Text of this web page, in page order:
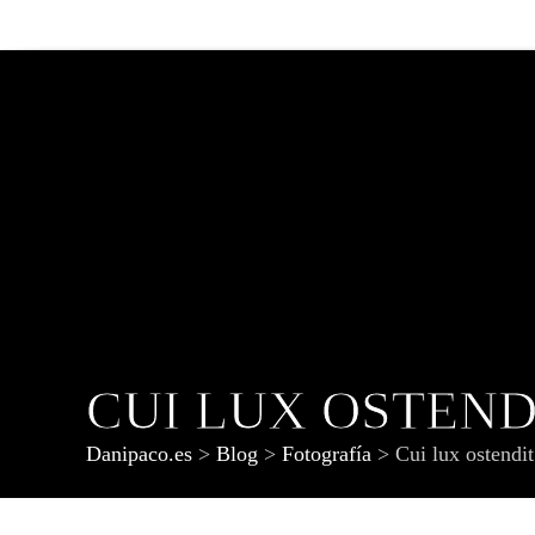
CUI LUX
Danipaco.es > Blog > Fotografía > Cui lux ostendit